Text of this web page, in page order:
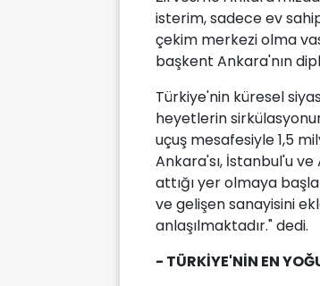
isterim, sadece ev
çekim merkezi olma
başkent Ankara'nın
Türkiye'nin küresel
heyetlerin
uçuş mesafesiyle 1,5
Ankara'sı, İstanbul'u
attığı yer olmaya
ve gelişen sanayisini
anlaşılmaktadır." dedi.
- TÜRKİYE'NİN EN